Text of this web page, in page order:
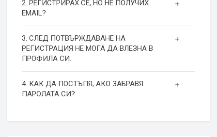
2. РЕГИСТРИРАХ СЕ, НО НЕ ПОЛУЧИХ
EMAIL?
3. СЛЕД ПОТВЪРЖДАВАНЕ НА
РЕГИСТРАЦИЯ НЕ МОГА ДА ВЛЕЗНА В
ПРОФИЛА СИ.
4. КАК ДА ПОСТЪПЯ, АКО ЗАБРАВЯ
ПАРОЛАТА СИ?